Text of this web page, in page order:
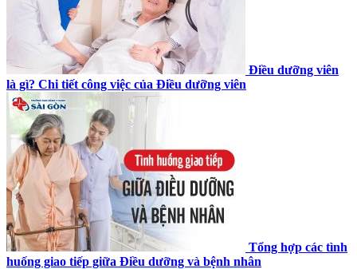
Điều dưỡng viên
là gì? Chi tiết công việc của Điều dưỡng viên
Tổng hợp các tình
huống giao tiếp giữa Điều dưỡng và bệnh nhân